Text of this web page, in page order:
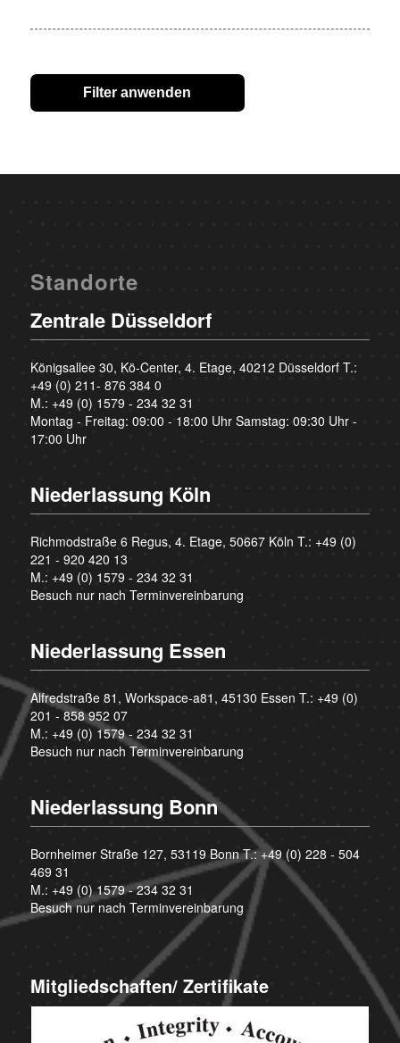
Filter anwenden
Standorte
Zentrale Düsseldorf
Königsallee 30, Kö-Center, 4. Etage, 40212 Düsseldorf T.:
+49 (0) 211- 876 384 0
M.: +49 (0) 1579 - 234 32 31
Montag - Freitag: 09:00 - 18:00 Uhr Samstag: 09:30 Uhr -
17:00 Uhr
Niederlassung Köln
Richmodstraße 6 Regus, 4. Etage, 50667 Köln T.: +49 (0)
221 - 920 420 13
M.: +49 (0) 1579 - 234 32 31
Besuch nur nach Terminvereinbarung
Niederlassung Essen
Alfredstraße 81, Workspace-a81, 45130 Essen T.: +49 (0)
201 - 858 952 07
M.: +49 (0) 1579 - 234 32 31
Besuch nur nach Terminvereinbarung
Niederlassung Bonn
Bornheimer Straße 127, 53119 Bonn T.:+49 (0) 228 - 504
469 31
M.: +49 (0) 1579 - 234 32 31
Besuch nur nach Terminvereinbarung
Mitgliedschaften/ Zertifikate